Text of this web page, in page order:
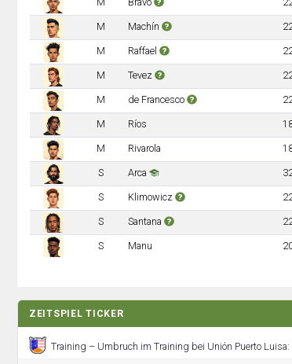
M Machín
M Raffael
M Tevez
M de Francesco
M Ríos
M Rivarola
S Arca
S Klimowicz
S Santana
S Manu
ZEITSPIEL TICKER
Training – Umbruch im Training bei Unión Puerto